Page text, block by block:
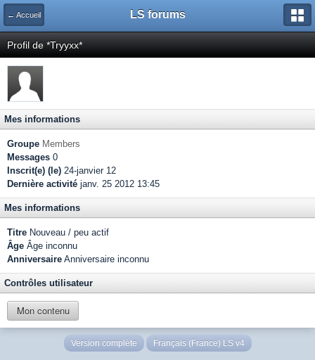
← Accueil LS forums
Profil de *Tryyxx*
Mes informations
Groupe Members
Messages 0
Inscrit(e) (le) 24-janvier 12
Dernière activité janv. 25 2012 13:45
Mes informations
Titre Nouveau / peu actif
Âge Âge inconnu
Anniversaire Anniversaire inconnu
Contrôles utilisateur
Mon contenu
Version complète Français (France) LS v4